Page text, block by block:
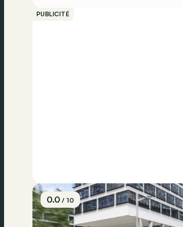
reste appréciable.
PUBLICITÉ
0.0/ 10